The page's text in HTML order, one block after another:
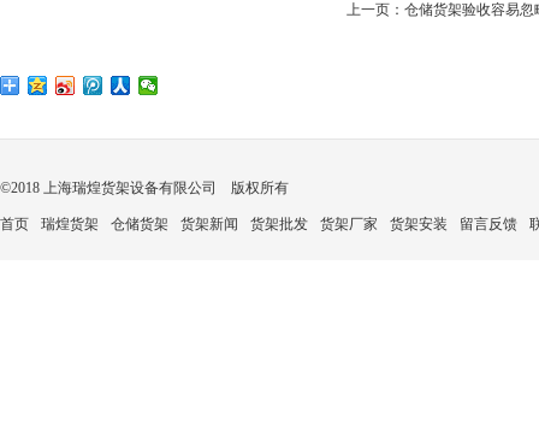
上一页： 仓储货架验收容易忽
©2018 上海瑞煌货架设备有限公司 版权所有
首页 瑞煌货架 仓储货架 货架新闻 货架批发 货架厂家 货架安装 留言反馈